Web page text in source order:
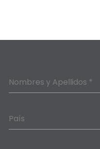
Nombres y Apellidos *
País